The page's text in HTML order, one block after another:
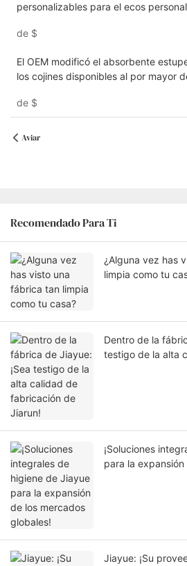
personalizables para el ecos
de $
El OEM modificó el absorbente
los cojines disponibles al por mayor
muestra libre al por mayor modificado
requisitos particulares
de $
Aviar
Recomendado Para Ti
¿Alguna vez has
limpia como tu
Dentro de la
testigo de la alta
¡Soluciones
para la
Jiayue: ¡Su